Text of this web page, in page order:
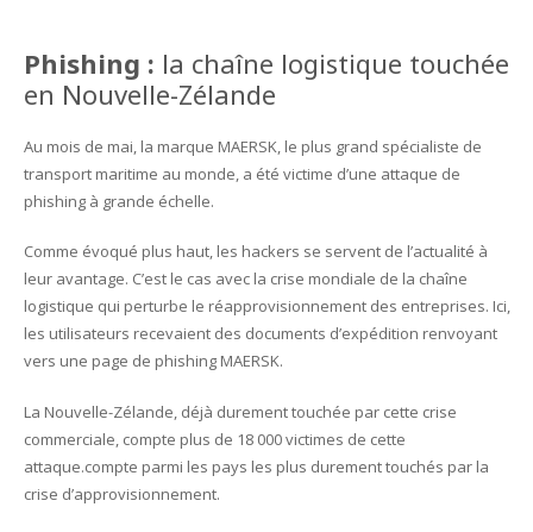
Phishing : la chaîne logistique touchée
en Nouvelle-Zélande
Au mois de mai, la marque MAERSK, le plus grand spécialiste de
transport maritime au monde, a été victime d’une attaque de
phishing à grande échelle.
Comme évoqué plus haut, les hackers se servent de l’actualité à
leur avantage. C’est le cas avec la crise mondiale de la chaîne
logistique qui perturbe le réapprovisionnement des entreprises. Ici,
les utilisateurs recevaient des documents d’expédition renvoyant
vers une page de phishing MAERSK.
La Nouvelle-Zélande, déjà durement touchée par cette crise
commerciale, compte plus de 18 000 victimes de cette
attaque.compte parmi les pays les plus durement touchés par la
crise d’approvisionnement.